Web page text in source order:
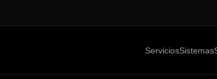
ServiciosSistemas